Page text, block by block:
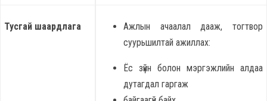
Тусгай шаардлага
Ажлын ачаалал дааж, тогтвор
суурьшилтай ажиллах:
Ёс зүйн болон мэргэжлийн алдаа
дутагдал гаргаж